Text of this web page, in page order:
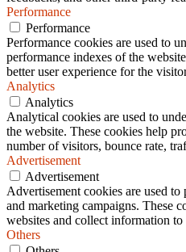
Performance
Performance
Performance cookies are used to
performance indexes of the
better user experience for the
Analytics
Analytics
Analytical cookies are used to
the website. These cookies help
number of visitors, bounce rate,
Advertisement
Advertisement
Advertisement cookies are used
and marketing campaigns. These
websites and collect information
Others